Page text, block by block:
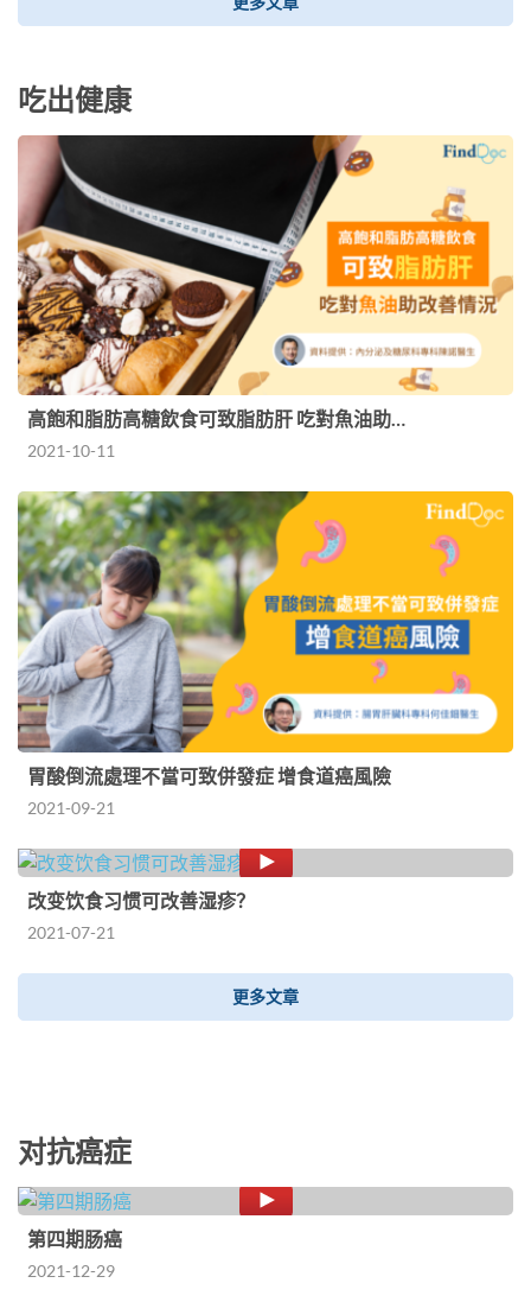
吃出健康
高飽和脂肪高糖飲食可致脂肪肝 吃對魚油助…
2021-10-11
胃酸倒流處理不當可致併發症 增食道癌風險
2021-09-21
改变饮食习惯可改善湿疹？
2021-07-21
更多文章
对抗癌症
第四期肠癌
2021-12-29